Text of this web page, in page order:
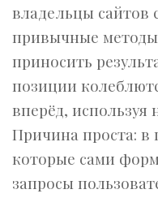
владельцы сайтов
привычные
приносить
позиции
вперёд,
Причина проста:
которые сами
запросы